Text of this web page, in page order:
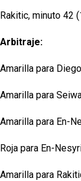
Rakitic, minuto 42
Arbitraje:
Amarilla para
Amarilla para
Amarilla para En-
Roja para En-
Amarilla para